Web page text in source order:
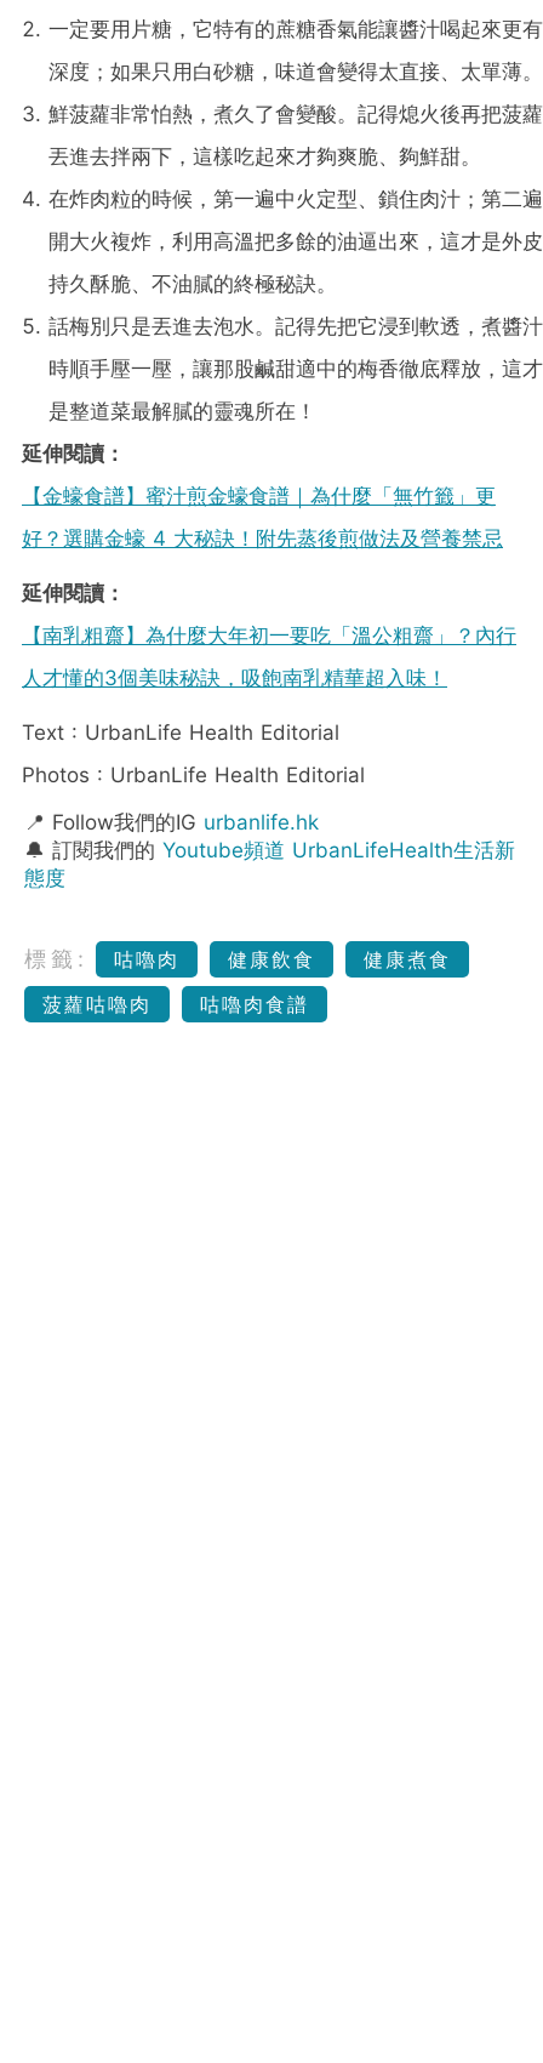
一定要用片糖，它特有的蔗糖香氣能讓醬汁喝起來更有
深度；如果只用白砂糖，味道會變得太直接、太單薄。
鮮菠蘿非常怕熱，煮久了會變酸。記得熄火後再把菠蘿
丟進去拌兩下，這樣吃起來才夠爽脆、夠鮮甜。
在炸肉粒的時候，第一遍中火定型、鎖住肉汁；第二遍
開大火複炸，利用高溫把多餘的油逼出來，這才是外皮
持久酥脆、不油膩的終極秘訣。
話梅別只是丟進去泡水。記得先把它浸到軟透，煮醬汁
時順手壓一壓，讓那股鹹甜適中的梅香徹底釋放，這才
是整道菜最解膩的靈魂所在！
延伸閱讀：
【金蠔食譜】蜜汁煎金蠔食譜｜為什麼「無竹籤」更
好？選購金蠔 4 大秘訣！附先蒸後煎做法及營養禁忌
延伸閱讀：
【南乳粗齋】為什麼大年初一要吃「溫公粗齋」？內行
人才懂的3個美味秘訣，吸飽南乳精華超入味！
Text : UrbanLife Health Editorial
Photos : UrbanLife Health Editorial
📍 Follow我們的IG urbanlife.hk
🔔 訂閱我們的 Youtube頻道 UrbanLifeHealth生活新
態度
標籤: 咕嚕肉 健康飲食
健康煮食
菠蘿咕嚕肉
咕嚕肉食譜